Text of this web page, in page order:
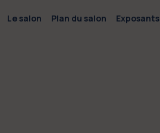
Le salon Plan du salon Exposants